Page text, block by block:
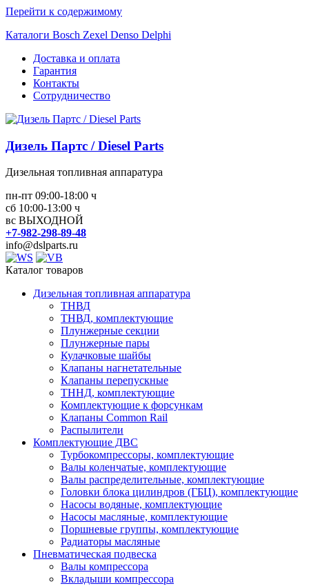
Перейти к содержимому
Каталоги Bosch Zexel Denso Delphi
Доставка и оплата
Гарантия
Контакты
Сотрудничество
Дизель Партс / Diesel Parts
Дизельная топливная аппаратура
пн-пт 09:00-18:00 ч
сб 10:00-13:00 ч
вс ВЫХОДНОЙ
+7-982-298-89-48
info@dslparts.ru
Каталог товаров
Дизельная топливная аппаратура
ТНВД
ТНВД, комплектующие
Плунжерные секции
Плунжерные пары
Кулачковые шайбы
Клапаны нагнетательные
Клапаны перепускные
ТННД, комплектующие
Комплектующие к форсункам
Клапаны Common Rail
Распылители
Комплектующие ДВС
Турбокомпрессоры, комплектующие
Валы коленчатые, комплектующие
Валы распределительные, комплектующие
Головки блока цилиндров (ГБЦ), комплектующие
Насосы водяные, комплектующие
Насосы масляные, комплектующие
Поршневые группы, комплектующие
Радиаторы масляные
Пневматическая подвеска
Валы компрессора
Вкладыши компрессора